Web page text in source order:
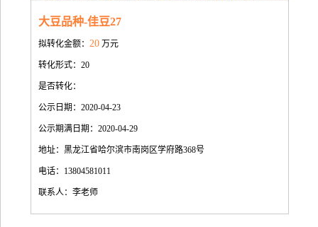
大豆品种-佳豆27
拟转化金额：20 万元
转化形式：20
是否转化：
公示日期：2020-04-23
公示期满日期：2020-04-29
地址：黑龙江省哈尔滨市南岗区学府路368号
电话：13804581011
联系人：李老师